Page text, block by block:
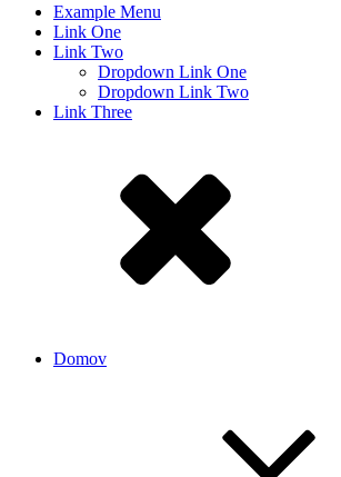
Example Menu
Link One
Link Two
Dropdown Link One
Dropdown Link Two
Link Three
Domov